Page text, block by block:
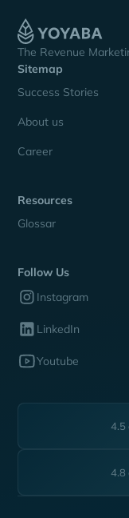
The Revenue
Sitemap
Success Stories
About us
Career
Resources
Glossar
Follow Us
Instagram
LinkedIn
Youtube
4.5
4.8